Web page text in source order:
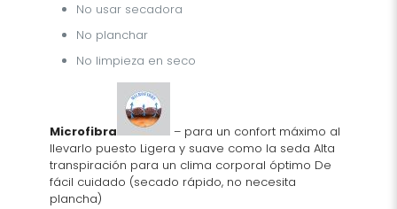
No usar secadora
No planchar
No limpieza en seco
Microfibra
– para un confort máximo al
llevarlo puesto Ligera y suave como la seda Alta
transpiración para un clima corporal óptimo De
fácil cuidado (secado rápido, no necesita
plancha)